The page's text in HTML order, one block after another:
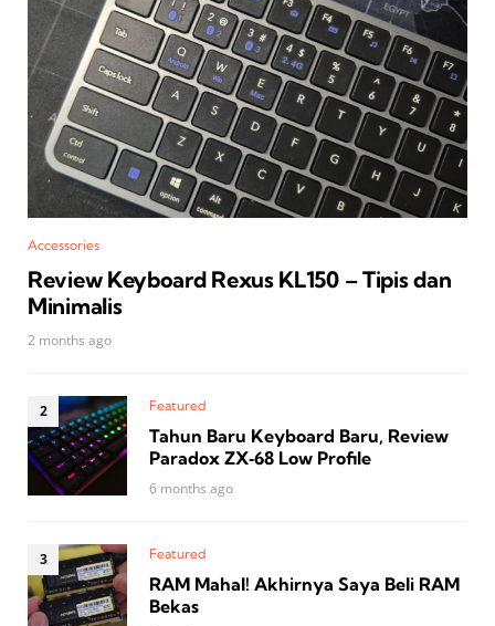
Accessories
Review Keyboard Rexus KL150 – Tipis dan
Minimalis
2 months ago
Featured
Tahun Baru Keyboard Baru, Review
Paradox ZX‑68 Low Profile
6 months ago
Featured
RAM Mahal! Akhirnya Saya Beli RAM
Bekas